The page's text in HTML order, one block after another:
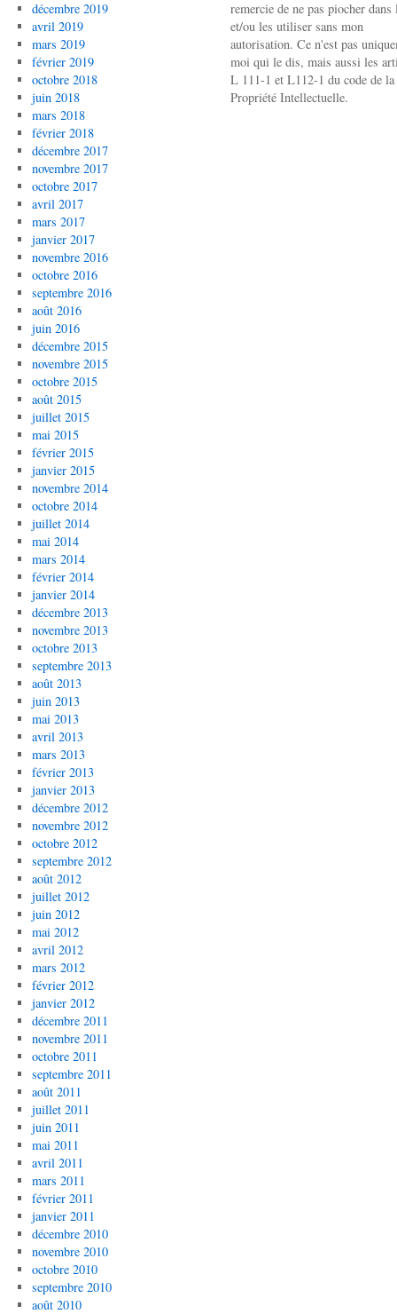
décembre 2019
avril 2019
mars 2019
février 2019
octobre 2018
juin 2018
mars 2018
février 2018
décembre 2017
novembre 2017
octobre 2017
avril 2017
mars 2017
janvier 2017
novembre 2016
octobre 2016
septembre 2016
août 2016
juin 2016
décembre 2015
novembre 2015
octobre 2015
août 2015
juillet 2015
mai 2015
février 2015
janvier 2015
novembre 2014
octobre 2014
juillet 2014
mai 2014
mars 2014
février 2014
janvier 2014
décembre 2013
novembre 2013
octobre 2013
septembre 2013
août 2013
juin 2013
mai 2013
avril 2013
mars 2013
février 2013
janvier 2013
décembre 2012
novembre 2012
octobre 2012
septembre 2012
août 2012
juillet 2012
juin 2012
mai 2012
avril 2012
mars 2012
février 2012
janvier 2012
décembre 2011
novembre 2011
octobre 2011
septembre 2011
août 2011
juillet 2011
juin 2011
mai 2011
avril 2011
mars 2011
février 2011
janvier 2011
décembre 2010
novembre 2010
octobre 2010
septembre 2010
août 2010
remercie de ne pas piocher dans
et/ou les utiliser sans mon
autorisation. Ce n'est pas
moi qui le dis, mais aussi les
L 111-1 et L112-1 du code de la
Propriété Intellectuelle.